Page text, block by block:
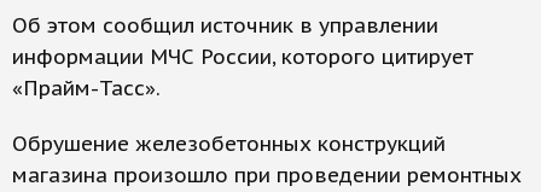
Об этом сообщил источник в управлении
информации МЧС России, которого цитирует
«Прайм-Тасс».
Обрушение железобетонных конструкций
магазина произошло при проведении ремонтных